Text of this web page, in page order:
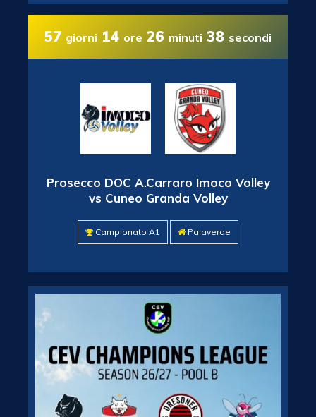
57 giorni 14 ore 26 minuti 37 secondi
Prosecco DOC A.Carraro Imoco Volley
vs Cuneo Granda Volley
Campionato A1 Palaverde